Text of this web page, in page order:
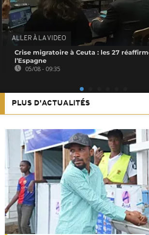
ALLER À LA VIDEO
Crise migratoire à Ceuta : les 27
l’Espagne
05/08 - 09:35
PLUS D'ACTUALITÉS